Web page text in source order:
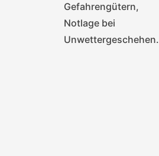
Gefahrengütern,
Notlage bei
Unwettergeschehen.